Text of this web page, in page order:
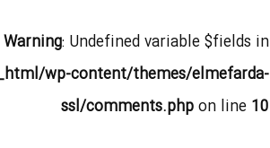
Warning: Undefined variable $fields in
wp-content/themes/elmefarda-
ssl/comments.phpon line 10